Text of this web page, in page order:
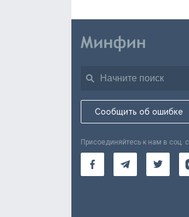
Сообщить об ошибке
Присоединяйтесь к нам в соц.